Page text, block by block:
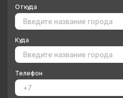
Откуда
Куда
Телефон